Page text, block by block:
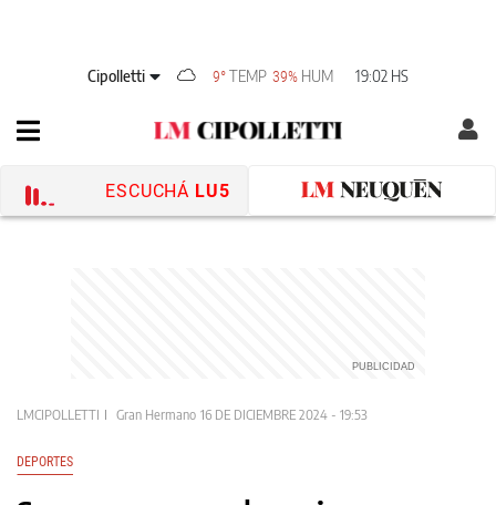
Cipolletti 9° TEMP 39% HUM 19:02 HS
ESCUCHÁ LU5
LMCIPOLLETTI Gran Hermano 16 DE DICIEMBRE 2024 - 19:53
DEPORTES